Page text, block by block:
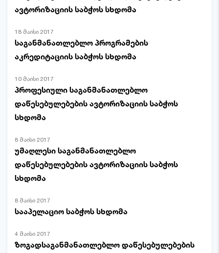
ავტორიზაციის საბჭოს სხდომა
18 მაისი 2017
საგანმანათლებლო პროგრამების
აკრედიტაციის საბჭოს სხდომა
10 მაისი 2017
პროფესიული საგანმანათლებლო
დაწესებულებების ავტორიზაციის საბჭოს
სხდომა
8 მაისი 2017
უმაღლესი საგანმანათლებლო
დაწესებულებების ავტორიზაციის საბჭოს
სხდომა
8 მაისი 2017
სააპელაციო საბჭოს სხდომა
4 მაისი 2017
ზოგადსაგანმანათლებლო დაწესებულებების